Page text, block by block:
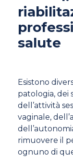
salute
Esistono
patologia, dei
dell’attività
vaginale,
rimuovere il
ognuno di